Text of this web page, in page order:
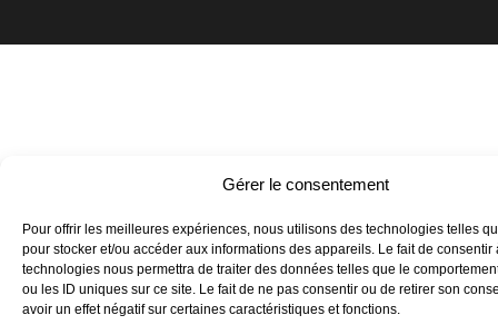
Gérer le consentement
Pour offrir les meilleures expériences, nous utilisons des technologies telles
pour stocker et/ou accéder aux informations des appareils. Le fait de consentir
technologies nous permettra de traiter des données telles que le
ou les ID uniques sur ce site. Le fait de ne pas consentir ou de retirer son
avoir un effet négatif sur certaines caractéristiques et fonctions.